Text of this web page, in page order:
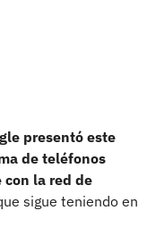
presentó este
de teléfonos
la red de
sigue teniendo en